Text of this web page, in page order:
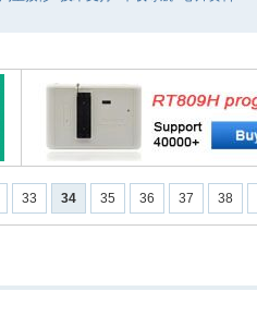
33 34 35 36 37 38